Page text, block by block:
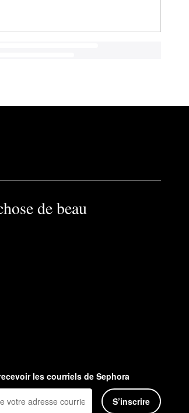
de beau
les courriels de Sephora
S’inscrire